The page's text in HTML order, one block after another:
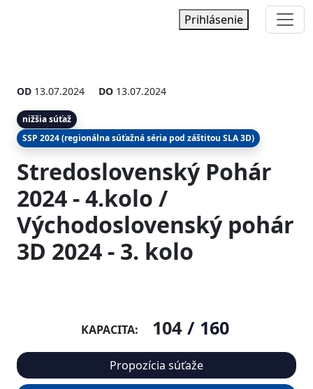
Prihlásenie
OD 13.07.2024 DO 13.07.2024
nižšia súťaž
SSP 2024 (regionálna súťažná séria pod záštitou SLA 3D)
Stredoslovenský Pohár
2024 - 4.kolo /
Východoslovenský pohár
3D 2024 - 3. kolo
KAPACITA: 104 / 160
Propozícia súťaže